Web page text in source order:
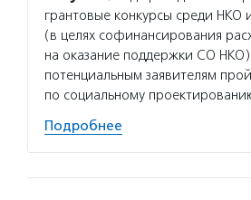
грантовые конкурсы среди НКО
(в целях софинансирования
на оказание поддержки СО
потенциальным заявителям
по социальному
Подробнее